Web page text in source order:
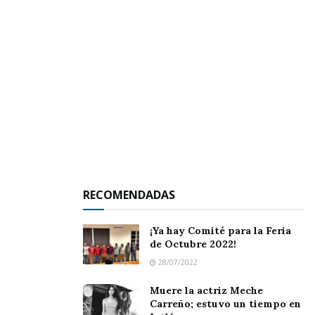
servicios de salud, sino que también impulsó
RECOMENDADAS
¡Ya hay Comité para la Feria
de Octubre 2022!
28/07/2022
Muere la actriz Meche
Carreño; estuvo un tiempo en